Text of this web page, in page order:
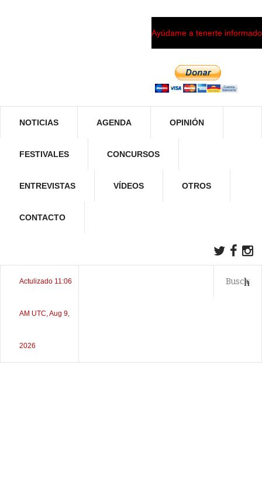
Ayúdame a tenerte informado
NOTICIAS AGENDA OPINIÓN
FESTIVALES CONCURSOS
ENTREVISTAS VÍDEOS OTROS
CONTACTO
Actulizado 11:06
AM UTC, Aug 9,
2026